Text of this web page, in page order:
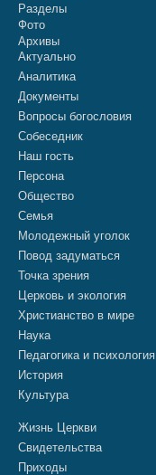
Разделы
Фото
Архивы
Актуально
Аналитика
Документы
Вопросы богословия
Собеседник
Наш гость
Персона
Общество
Семья
Молодежный уголок
Повод задуматься
Точка зрения
Церковь и экология
Христианство в мире
Наука
Педагогика и психология
История
Культура
Жизнь Церкви
Свидетельства
Приходы